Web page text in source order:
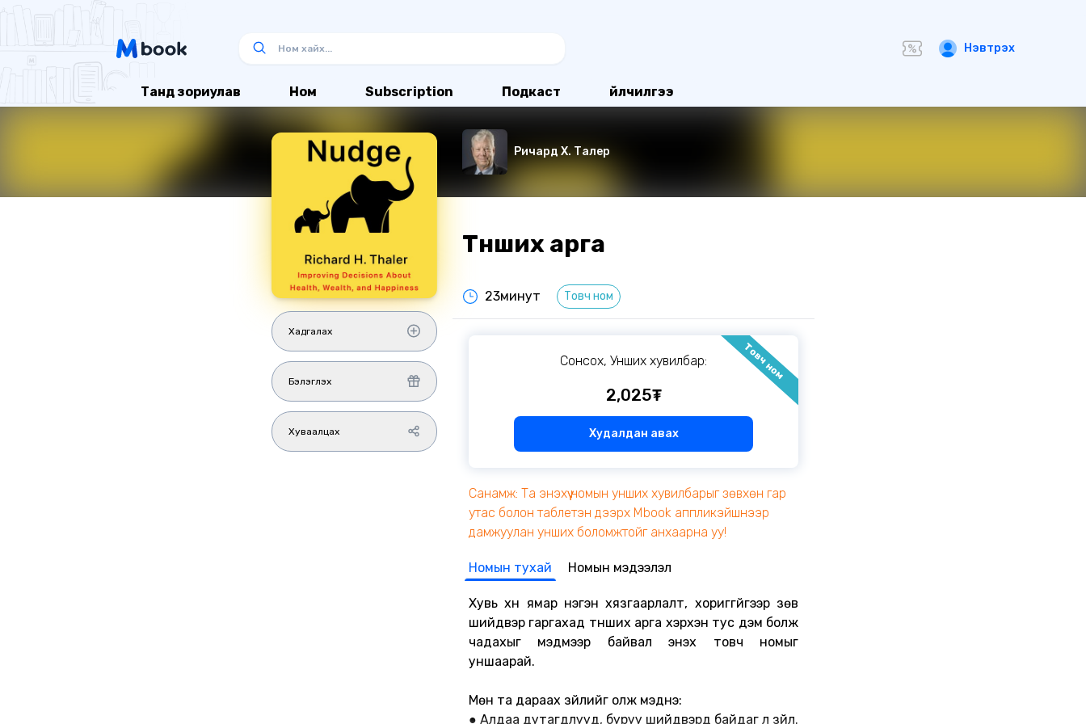
Нэвтрэх
Танд зориулав Ном Subscription Подкаст Үйлчилгээ
Ричард Х. Талер
Хадгалах
Бэлэглэх
Хуваалцах
Түнших арга
23минут Товч ном
Товч ном
Сонсох, Унших хувилбар:
2,025₮
Худалдан авах
Санамж: Та энэхүү номын унших хувилбарыг зөвхөн гар
утас болон таблетэн дээрх Mbook аппликэйшнээр
дамжуулан унших боломжтойг анхаарна уу!
Номын тухай Номын мэдээлэл
Хувь хүн ямар нэгэн хязгаарлалт, хориггүйгээр зөв
шийдвэр гаргахад түнших арга хэрхэн тус дэм болж
чадахыг мэдмээр байвал энэхүү товч номыг
уншаарай.
Мөн та дараах зүйлийг олж мэднэ:
● Алдаа дутагдлууд, буруу шийдвэрүүд байдаг л зүйл.